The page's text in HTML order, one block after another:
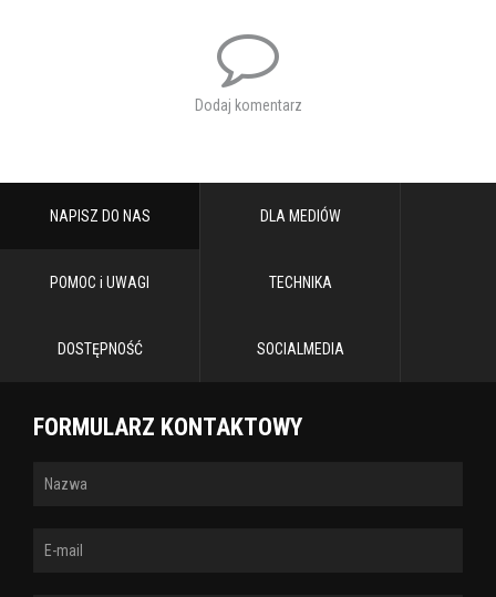
Sam proces rejestracji jest bardzo prosty.
Wystarczy wykonać jeden telefon, aby zgłosić swoją chęć udziału.
Wszystkich niezbędnych informacji oraz szczegółów
Osoba odpowiedzialna: Jarosław Lackowski
Dodaj komentarz
NAPISZ DO NAS DLA MEDIÓW
POMOC i UWAGI TECHNIKA
DOSTĘPNOŚĆ SOCIALMEDIA
FORMULARZ KONTAKTOWY